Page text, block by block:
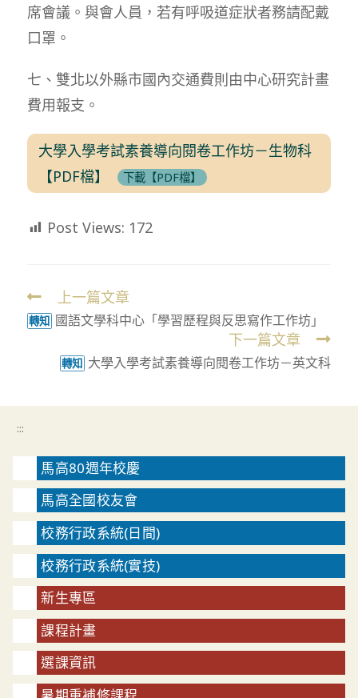
席會議。與會人員，若有呼吸道症狀者務請配戴
口罩。
七、雙北以外縣市國內交通費則由中心研究計畫
費用報支。
大學入學考試素養導向閱卷工作坊－生物科
【PDF檔】
下載【PDF檔】
Post Views: 172
Read
more
上一篇文章
轉知 國語文學科中心「學習歷程與反思寫作工作坊」
下一篇文章
轉知 大學入學考試素養導向閱卷工作坊－英文科
:::
馬高80週年校慶
馬高全國校友會
校務行政系統(日間)
校務行政系統(實技)
新生專區
課程計畫
選課資訊